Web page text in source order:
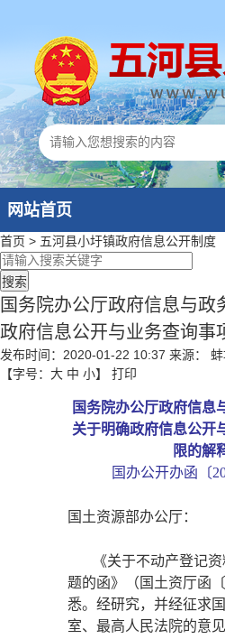
网站首页
首页 > 五河县小圩镇政府信息公开制度
国务院办公厅政府信息与政
政府信息公开与业务查询事
发布时间：2020-01-22 10:37 来源：
【字号： 大 中 小】 打印
国务院办公厅政府信息
关于明确政府信息公开
限的解
国办公开办函〔
国土资源部办公厅：
《关于不动产登记
题的函》（国土资厅函
悉。经研究，并经征求
室、最高人民法院的意